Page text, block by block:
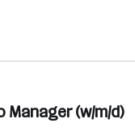
(w/m/d)